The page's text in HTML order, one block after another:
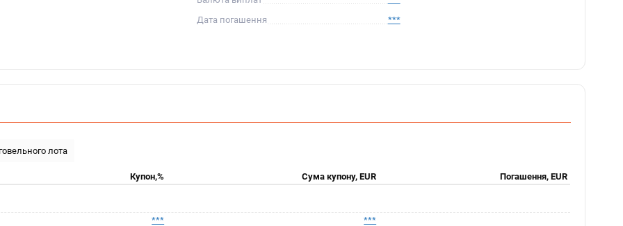
Дата погашення
***
лота
Купон,% Сума купону, EUR Погашення, EUR
*** ***